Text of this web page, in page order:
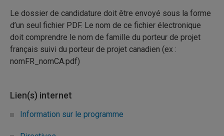
Le dossier de candidature doit être envoyé sous la forme
d’un seul fichier PDF. Le nom de ce fichier électronique
doit comprendre le nom de famille du porteur de projet
français suivi du porteur de projet canadien (ex :
nomFR_nomCA.pdf)
Lien(s) internet
Information sur le programme